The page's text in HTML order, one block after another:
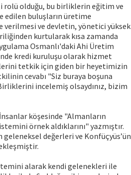
rolü olduğu, bu birliklerin eğitim ve
edilen buluşların üretime
verilmesi ve devletin, yönetici yüksek
kurtularak kısa zamanda
Osmanlı'daki Ahi Üretim
kredi kuruluşu olarak hizmet
tetkik için giden bir heyetimizin
cevabı "Siz buraya boşuna
incelemiş olsaydınız, bizim
köşesinde "Almanların
örnek aldıklarını" yazmıştır.
geleneksel değerleri ve Konfüçyüs’ün
alarak kendi gelenekleri ile